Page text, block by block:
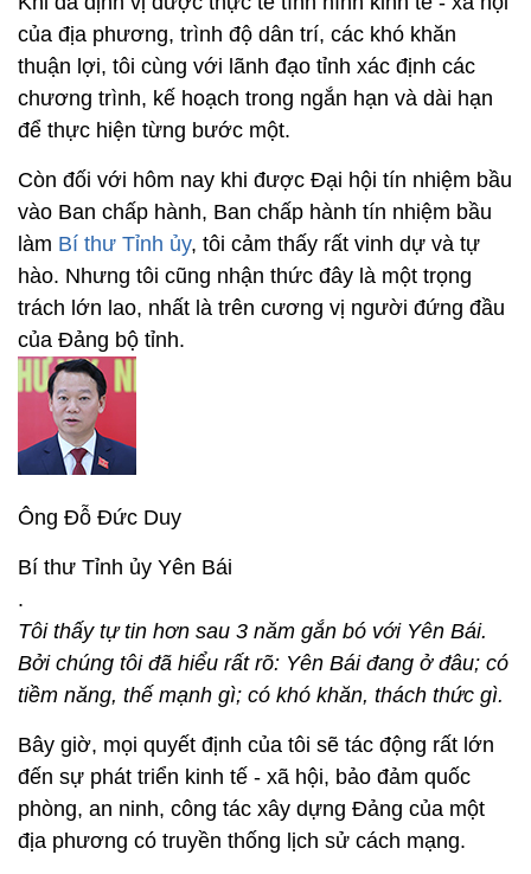
của địa phương, trình độ dân trí, các khó khăn
thuận lợi, tôi cùng với lãnh đạo tỉnh xác định các
chương trình, kế hoạch trong ngắn hạn và dài hạn
để thực hiện từng bước một.
Còn đối với hôm nay khi được Đại hội tín nhiệm bầu
vào Ban chấp hành, Ban chấp hành tín nhiệm bầu
làm Bí thư Tỉnh ủy, tôi cảm thấy rất vinh dự và tự
hào. Nhưng tôi cũng nhận thức đây là một trọng
trách lớn lao, nhất là trên cương vị người đứng đầu
của Đảng bộ tỉnh.
Ông Đỗ Đức Duy
Bí thư Tỉnh ủy Yên Bái
.
Tôi thấy tự tin hơn sau 3 năm gắn bó với Yên Bái.
Bởi chúng tôi đã hiểu rất rõ: Yên Bái đang ở đâu; có
tiềm năng, thế mạnh gì; có khó khăn, thách thức gì.
Bây giờ, mọi quyết định của tôi sẽ tác động rất lớn
đến sự phát triển kinh tế - xã hội, bảo đảm quốc
phòng, an ninh, công tác xây dựng Đảng của một
địa phương có truyền thống lịch sử cách mạng.